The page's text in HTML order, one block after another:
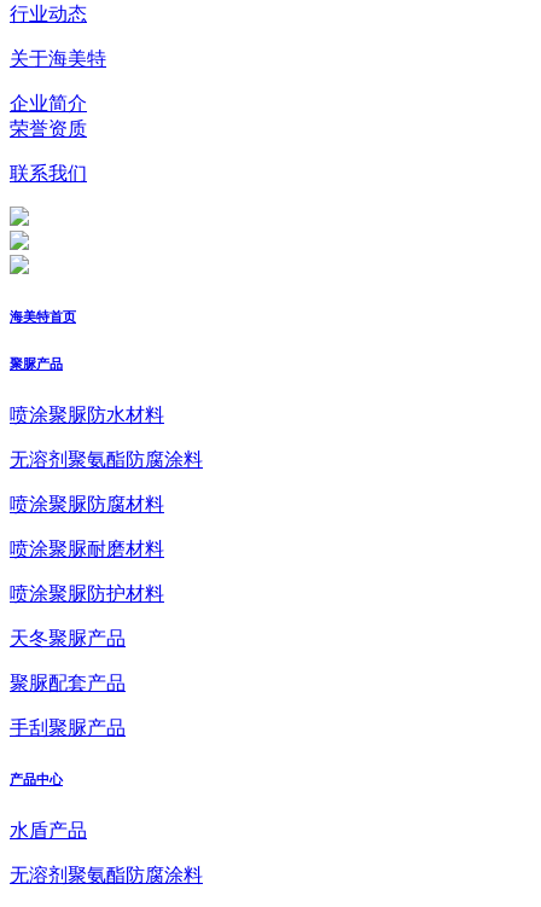
行业动态
关于海美特
企业简介
荣誉资质
联系我们
海美特首页
聚脲产品
喷涂聚脲防水材料
无溶剂聚氨酯防腐涂料
喷涂聚脲防腐材料
喷涂聚脲耐磨材料
喷涂聚脲防护材料
天冬聚脲产品
聚脲配套产品
手刮聚脲产品
产品中心
水盾产品
无溶剂聚氨酯防腐涂料